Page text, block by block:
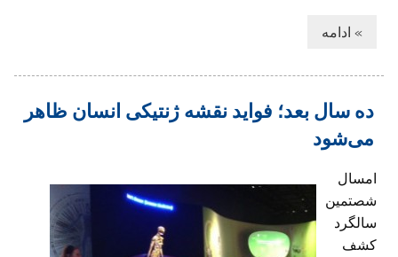
» ادامه
ده سال بعد؛ فواید نقشه ژنتیکی انسان ظاهر
می‌شود
امسال
شصتمین
سالگرد
کشف